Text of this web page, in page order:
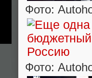
Фото:
Фото: